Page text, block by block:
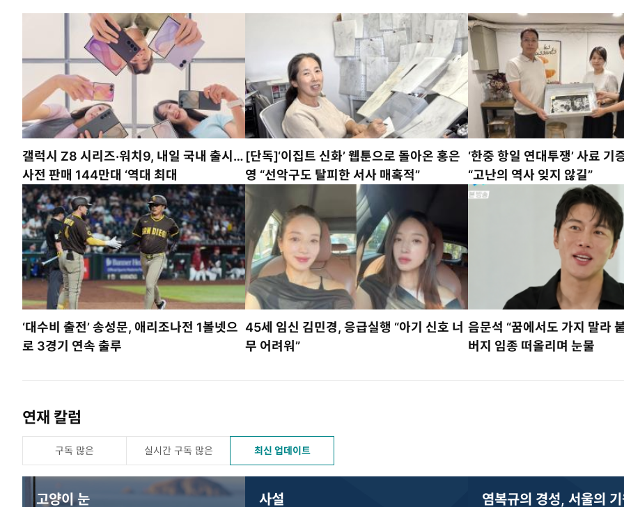
갤럭시 Z8 시리즈·워치9, 내일 국내 출시…
사전 판매 144만대 ‘역대 최대
[단독]‘이집트 신화’ 웹툰으로 돌아온 홍은
영 “선악구도 탈피한 서사 매혹적”
‘한중 항일 연대투쟁’ 사료 기
“고난의 역사 잊지 않길”
‘대수비 출전’ 송성문, 애리조나전 1볼넷으
로 3경기 연속 출루
45세 임신 김민경, 응급실행 “아기 신호 너
무 어려워”
음문석 “꿈에서도 가지 말라
버지 임종 떠올리며 눈물
연재 칼럼
구독 많은 실시간 구독 많은 최신 업데이트
고양이 눈 사설 염복규의 경성, 서울의